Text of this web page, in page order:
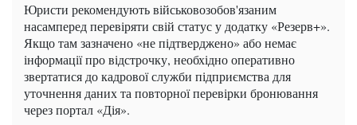
Юристи рекомендують військовозобов'язаним
насамперед перевіряти свій статус у додатку «Резерв+».
Якщо там зазначено «не підтверджено» або немає
інформації про відстрочку, необхідно оперативно
звертатися до кадрової служби підприємства для
уточнення даних та повторної перевірки бронювання
через портал «Дія».